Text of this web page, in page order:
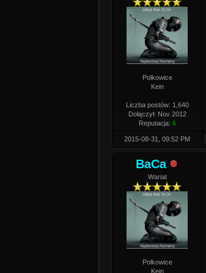
Polkowice
Kein
Liczba postów: 1,640
Dołączył: Nov 2012
Reputacja: 6
2015-08-31, 09:52 PM
BaCa
Wariat
Polkowice
Kein